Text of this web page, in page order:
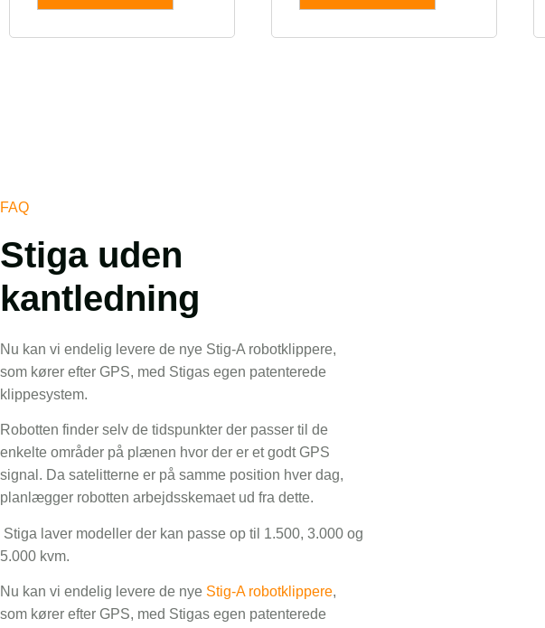
FAQ
Stiga uden
kantledning
Nu kan vi endelig levere de nye Stig-A robotklippere,
som kører efter GPS, med Stigas egen patenterede
klippesystem.
Robotten finder selv de tidspunkter der passer til de
enkelte områder på plænen hvor der er et godt GPS
signal. Da satelitterne er på samme position hver dag,
planlægger robotten arbejdsskemaet ud fra dette.
Stiga laver modeller der kan passe op til 1.500, 3.000 og
5.000 kvm.
Nu kan vi endelig levere de nye Stig-A robotklippere,
som kører efter GPS, med Stigas egen patenterede